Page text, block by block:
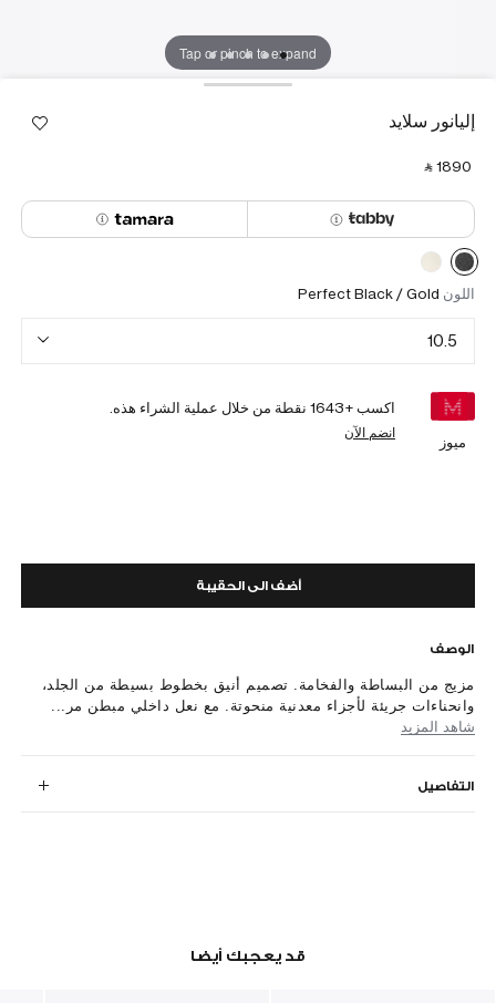
Tap or pinch to expand
إليانور سلايد
‎ ⃁ ⁦1890⁩ ‎
اللون Perfect Black / Gold
10.5
ميوز
اكسب +1643 نقطة من خلال عملية الشراء هذه.
انضم الآن
أضف الى الحقيبة
الوصف
مزيج من البساطة والفخامة. تصميم أنيق بخطوط بسيطة من الجلد،
وانحناءات جريئة لأجزاء معدنية منحوتة. مع نعل داخلي مبطن مر...
شاهد المزيد
التفاصيل
قد يعجبك أيضا